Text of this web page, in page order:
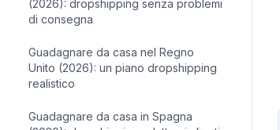
(2026): dropshipping senza problemi
di consegna
Guadagnare da casa nel Regno
Unito (2026): un piano dropshipping
realistico
Guadagnare da casa in Spagna